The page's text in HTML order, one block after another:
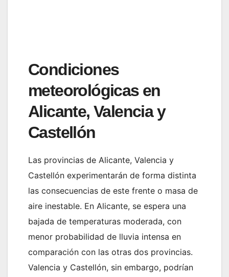
Condiciones
meteorológicas en
Alicante, Valencia y
Castellón
Las provincias de Alicante, Valencia y
Castellón experimentarán de forma distinta
las consecuencias de este frente o masa de
aire inestable. En Alicante, se espera una
bajada de temperaturas moderada, con
menor probabilidad de lluvia intensa en
comparación con las otras dos provincias.
Valencia y Castellón, sin embargo, podrían